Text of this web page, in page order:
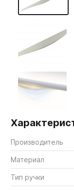
Фасады
Мебельные
Производитель
Материал
Тип ручки